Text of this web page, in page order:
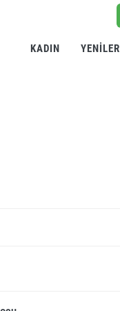
KADIN YENILER